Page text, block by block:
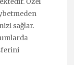
sağlar.